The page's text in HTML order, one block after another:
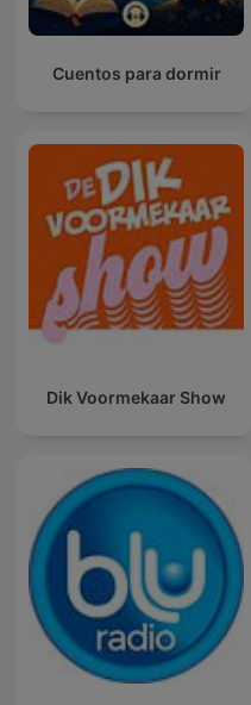
Cuentos para dormir
Dik Voormekaar Show